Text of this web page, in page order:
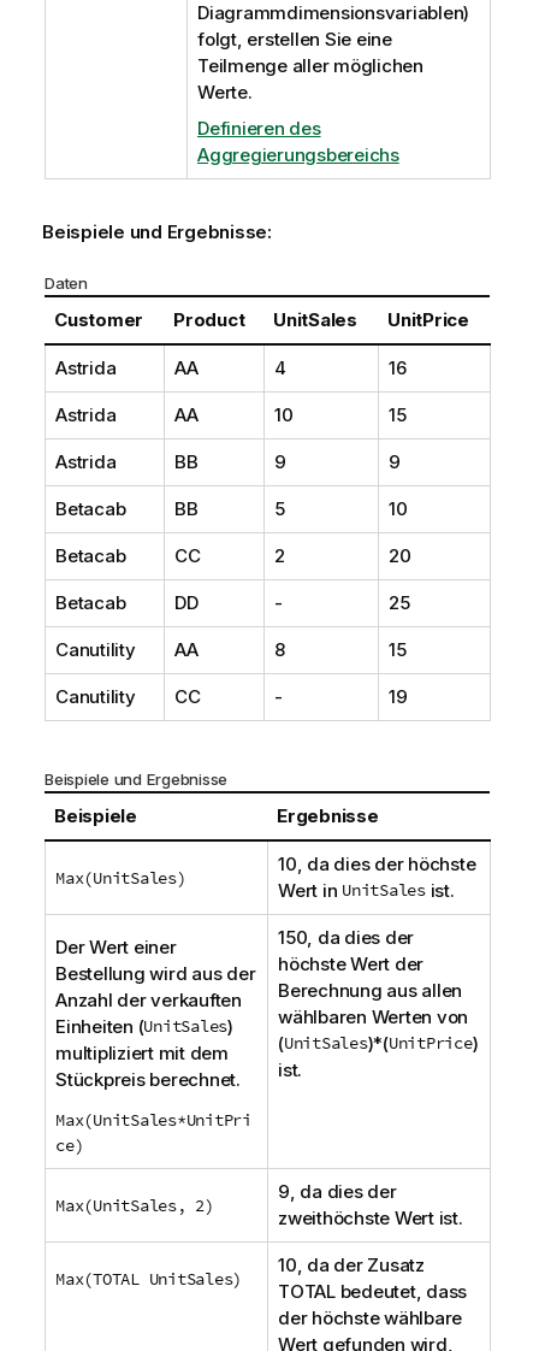
Diagrammdimensionsvariablen)
folgt, erstellen Sie eine
Teilmenge aller möglichen
Werte.
Definieren des
Aggregierungsbereichs
Beispiele und Ergebnisse:
Daten
Customer Product UnitSales UnitPrice
Astrida AA 4 16
Astrida AA 10 15
Astrida BB 9 9
Betacab BB 5 10
Betacab CC 2 20
Betacab DD - 25
Canutility AA 8 15
Canutility CC - 19
Beispiele und Ergebnisse
Beispiele Ergebnisse
Max(UnitSales)
10, da dies der höchste
Wert in UnitSalesist.
Der Wert einer
Bestellung wird aus der
Anzahl der verkauften
Einheiten (UnitSales)
multipliziert mit dem
Stückpreis berechnet.
Max(UnitSales*UnitPri
ce)
150, da dies der
höchste Wert der
Berechnung aus allen
wählbaren Werten von
(UnitSales)*(UnitPrice)
ist.
Max(UnitSales, 2)
9, da dies der
zweithöchste Wert ist.
Max(TOTAL UnitSales)
10, da der Zusatz
TOTALbedeutet, dass
der höchste wählbare
Wert gefunden wird,